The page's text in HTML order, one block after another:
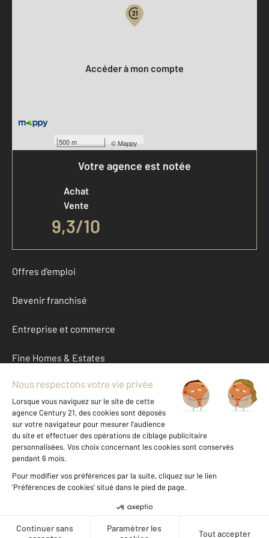
500 m ©Mappy
Accéder à mon compte
Votre agence est notée
Achat
Vente
9,3/10
Offres d'emploi
Devenir franchisé
Entreprise et commerce
Fine Homes & Estates
À propos
International
Nous contacter
Données personnelles
Gestionnaire des cookies